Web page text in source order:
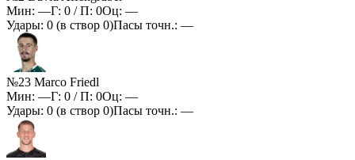
Мин: —Г: 0 / П: 0Оц: —
Удары: 0 (в створ 0)Пасы точн.: —
№23 Marco Friedl
Мин: —Г: 0 / П: 0Оц: —
Удары: 0 (в створ 0)Пасы точн.: —